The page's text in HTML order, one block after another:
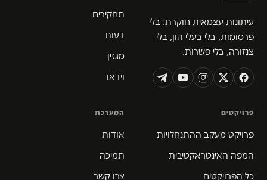
עיתונות עצמאית חוקרת. בלי
פרסומות, בלי בעלי הון, בלי
צנזורה, בלי פשרות.
תחקירים
דעות
מגזין
וידאו
פרויקטים
פרויקט מעקב ההתנחלויות
המפה האינטראקטיבית
כל הפרויקטים
המערכת
אודות
תמיכה
צרו קשר